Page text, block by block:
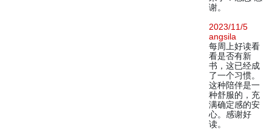
谢。
2023/11/5
angsila
每周上好读看
看是否有新
书，这已经成
了一个习惯。
这种陪伴是一
种舒服的，充
满确定感的安
心。感谢好
读。